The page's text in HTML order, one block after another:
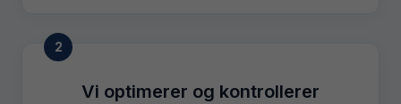
2
Vi optimerer og kontrollerer